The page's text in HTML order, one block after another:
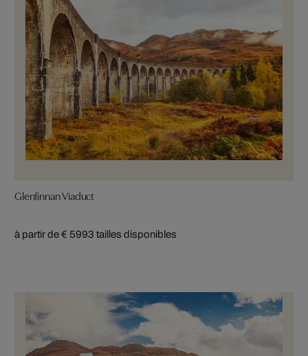
Glenfinnan Viaduct
à partir de € 5993 tailles disponibles